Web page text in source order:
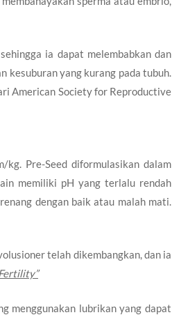
ia dapat melembabkan dan
kesuburan yang kurang pada tubuh.
American Society for Reproductive
Pre-Seed diformulasikan dalam
memiliki pH yang terlalu rendah
dengan baik atau malah mati.
telah dikembangkan, dan ia
menggunakan lubrikan yang dapat